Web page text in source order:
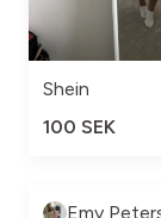
Shein
100 SEK